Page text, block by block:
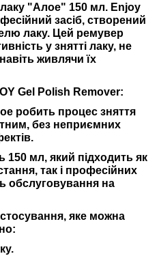
лаку "Алое" 150 мл. Enjoy
засіб, створений
лаку. Цей ремувер
у знятті лаку, не
живлячи їх
Gel Polish Remover:
робить процес зняття
без неприємних
мл, який підходить як
так і професійних
обслуговування на
яке можна